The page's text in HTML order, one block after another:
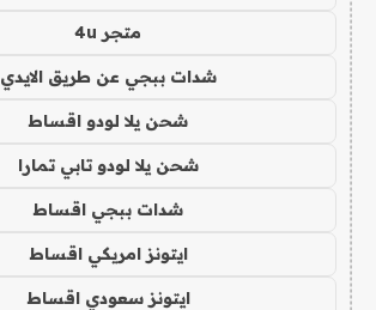
متجر 4u
شدات ببجي عن طريق الايدي
شحن يلا لودو اقساط
شحن يلا لودو تابي تمارا
شدات ببجي اقساط
ايتونز امريكي اقساط
ايتونز سعودي اقساط